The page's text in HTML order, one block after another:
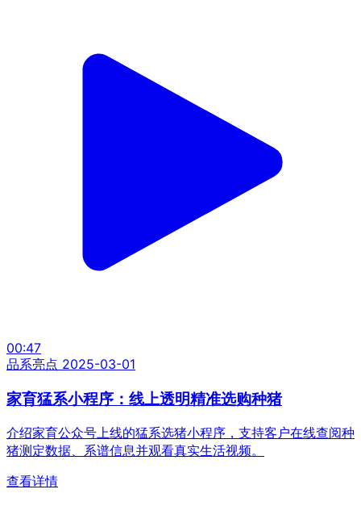
00:47
品系亮点 2025-03-01
家育猛系小程序：线上透明精准选购种猪
介绍家育公众号上线的猛系选猪小程序，支持客户在线查阅种
猪测定数据、系谱信息并观看真实生活视频。
查看详情